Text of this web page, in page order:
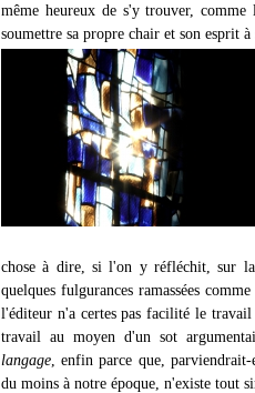
même heureux de s'y trouver,
soumettre sa propre chair et son esprit à
chose à dire, si l'on y réfléchit, sur
quelques fulgurances ramassées
l'éditeur n'a certes pas facilité le travail
travail au moyen d'un sot
langage , enfin parce que,
du moins à notre époque, n'existe tout